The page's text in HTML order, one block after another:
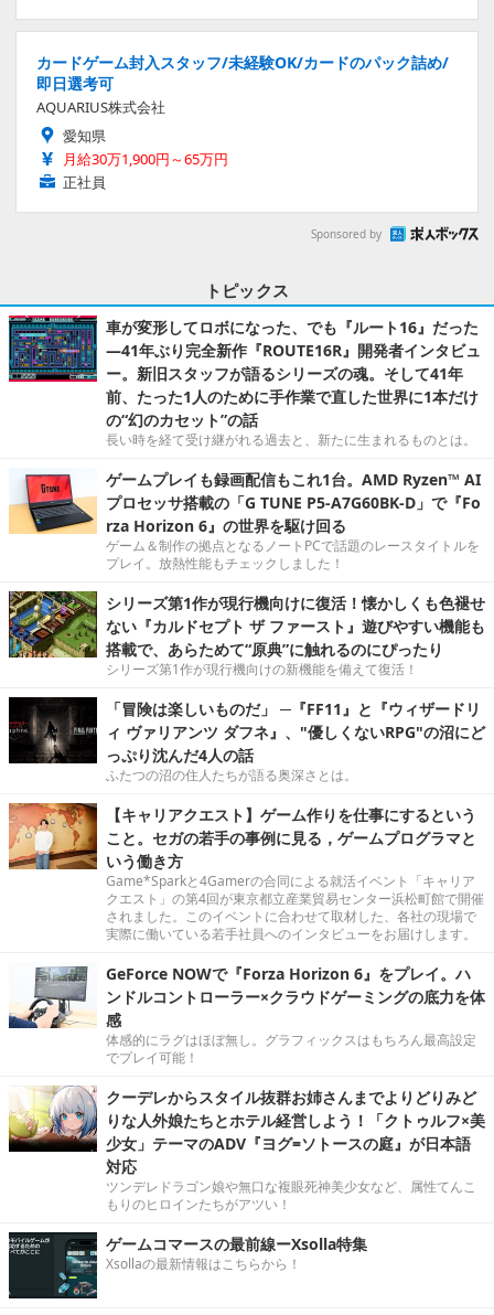
カードゲーム封入スタッフ/未経験OK/カードのパック詰め/
即日選考可
AQUARIUS株式会社
愛知県
月給30万1,900円～65万円
正社員
Sponsored by
トピックス
車が変形してロボになった、でも『ルート16』だった
―41年ぶり完全新作『ROUTE16R』開発者インタビュ
ー。新旧スタッフが語るシリーズの魂。そして41年
前、たった1人のために手作業で直した世界に1本だけ
の“幻のカセット”の話
長い時を経て受け継がれる過去と、新たに生まれるものとは。
ゲームプレイも録画配信もこれ1台。AMD Ryzen™ AI
プロセッサ搭載の「G TUNE P5-A7G60BK-D」で『Fo
rza Horizon 6』の世界を駆け回る
ゲーム＆制作の拠点となるノートPCで話題のレースタイトルを
プレイ。放熱性能もチェックしました！
シリーズ第1作が現行機向けに復活！懐かしくも色褪せ
ない『カルドセプト ザ ファースト』遊びやすい機能も
搭載で、あらためて“原典”に触れるのにぴったり
シリーズ第1作が現行機向けの新機能を備えて復活！
「冒険は楽しいものだ」 ─『FF11』と『ウィザードリ
ィ ヴァリアンツ ダフネ』、"優しくないRPG"の沼にど
っぷり沈んだ4人の話
ふたつの沼の住人たちが語る奥深さとは。
【キャリアクエスト】ゲーム作りを仕事にするという
こと。セガの若手の事例に見る，ゲームプログラマと
いう働き方
Game*Sparkと4Gamerの合同による就活イベント「キャリア
クエスト」の第4回が東京都立産業貿易センター浜松町館で開催
されました。このイベントに合わせて取材した、各社の現場で
実際に働いている若手社員へのインタビューをお届けします。
GeForce NOWで『Forza Horizon 6』をプレイ。ハ
ンドルコントローラー×クラウドゲーミングの底力を体
感
体感的にラグはほぼ無し。グラフィックスはもちろん最高設定
でプレイ可能！
クーデレからスタイル抜群お姉さんまでよりどりみど
りな人外娘たちとホテル経営しよう！「クトゥルフ×美
少女」テーマのADV『ヨグ=ソトースの庭』が日本語
対応
ツンデレドラゴン娘や無口な複眼死神美少女など、属性てんこ
もりのヒロインたちがアツい！
ゲームコマースの最前線ーXsolla特集
Xsollaの最新情報はこちらから！